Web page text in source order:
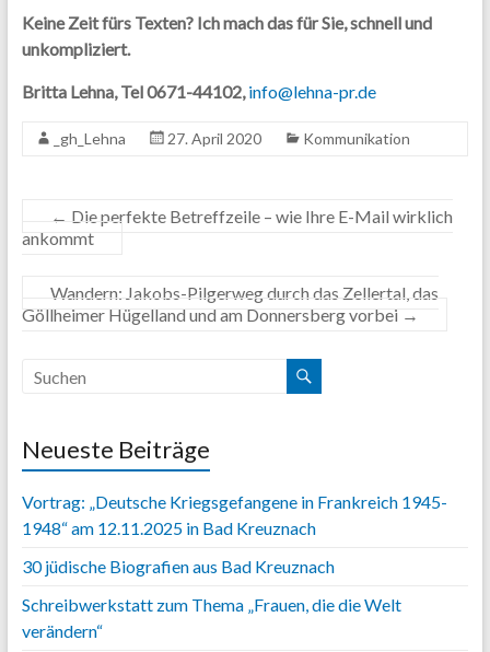
Keine Zeit fürs Texten? Ich mach das für Sie, schnell und
unkompliziert.
Britta Lehna, Tel 0671-44102,info@lehna-pr.de
_gh_Lehna 27. April 2020 Kommunikation
← Die perfekte Betreffzeile – wie Ihre E-Mail wirklich
ankommt
Wandern: Jakobs-Pilgerweg durch das Zellertal, das
Göllheimer Hügelland und am Donnersberg vorbei →
Neueste Beiträge
Vortrag: „Deutsche Kriegsgefangene in Frankreich 1945-
1948“ am 12.11.2025 in Bad Kreuznach
30 jüdische Biografien aus Bad Kreuznach
Schreibwerkstatt zum Thema „Frauen, die die Welt
verändern“